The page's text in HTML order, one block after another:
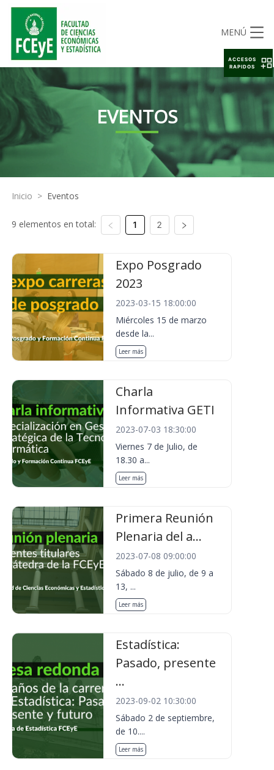
MENÚ
EVENTOS
Inicio > Eventos
9 elementos en total: 1 2
Expo Posgrado
2023
2023-03-15 18:00:00
Miércoles 15 de marzo
desde la...
Leer más
Charla
Informativa GETI
2023-07-03 18:30:00
Viernes 7 de Julio, de
18.30 a...
Leer más
Primera Reunión
Plenaria del a...
2023-07-08 09:00:00
Sábado 8 de julio, de 9 a
13, ...
Leer más
Estadística:
Pasado, presente
...
2023-09-02 10:30:00
Sábado 2 de septiembre,
de 10....
Leer más
ACCESOS
RAPIDOS